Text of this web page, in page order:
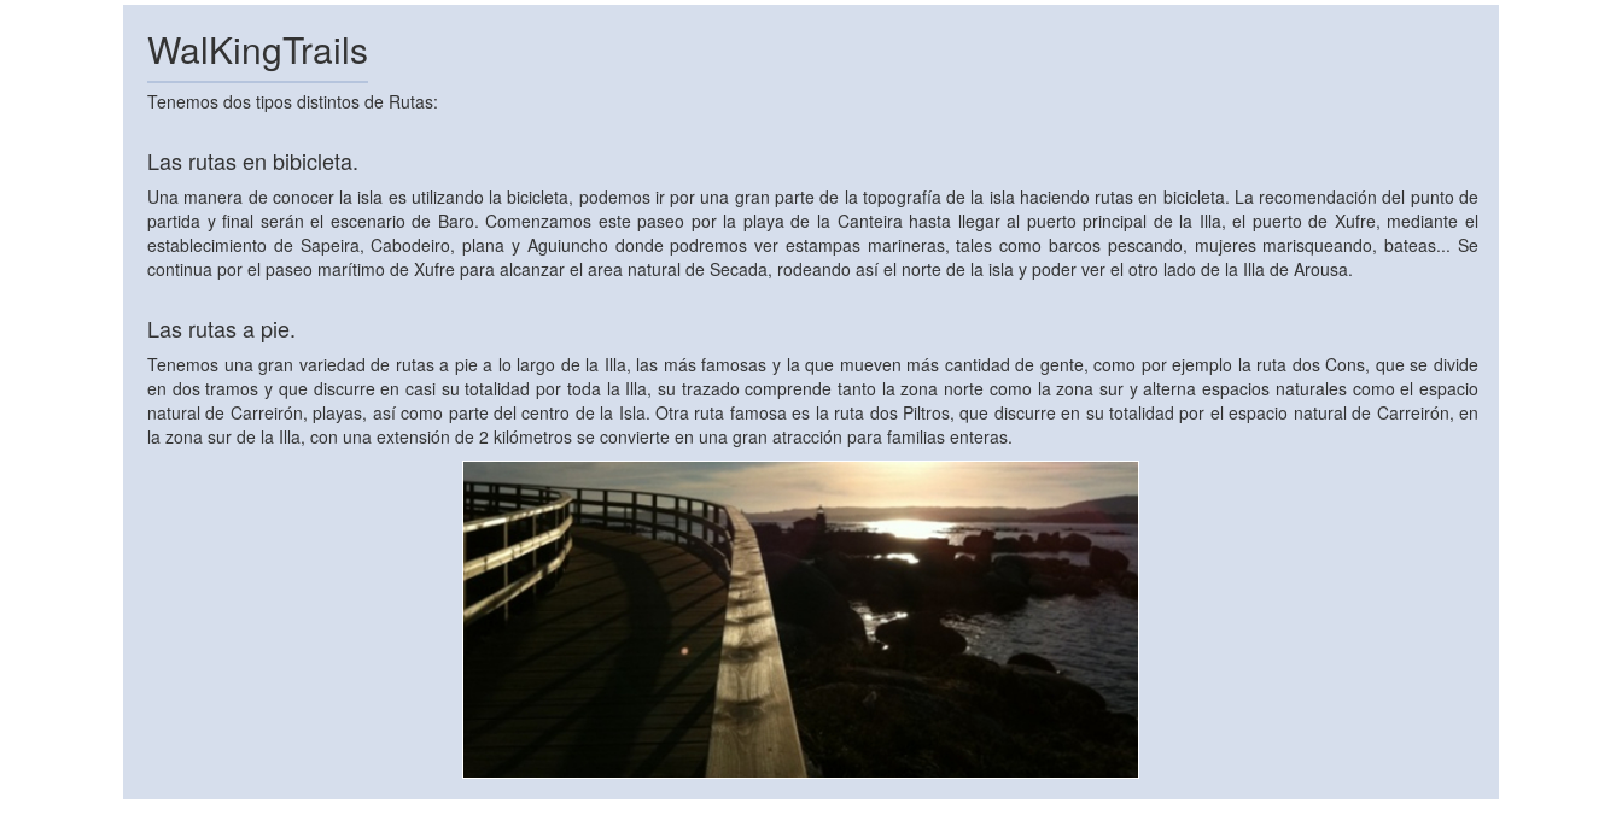
WalKingTrails
Tenemos dos tipos distintos de Rutas:
Las rutas en bibicleta.
Una manera de conocer la isla es utilizando la bicicleta, podemos ir por una gran parte de la topografía de la isla haciendo rutas en bicicleta. La recomendación del punto de
partida y final serán el escenario de Baro. Comenzamos este paseo por la playa de la Canteira hasta llegar al puerto principal de la Illa, el puerto de Xufre, mediante el
establecimiento de Sapeira, Cabodeiro, plana y Aguiuncho donde podremos ver estampas marineras, tales como barcos pescando, mujeres marisqueando, bateas... Se
continua por el paseo marítimo de Xufre para alcanzar el area natural de Secada, rodeando así el norte de la isla y poder ver el otro lado de la Illa de Arousa.
Las rutas a pie.
Tenemos una gran variedad de rutas a pie a lo largo de la Illa, las más famosas y la que mueven más cantidad de gente, como por ejemplo la ruta dos Cons, que se divide
en dos tramos y que discurre en casi su totalidad por toda la Illa, su trazado comprende tanto la zona norte como la zona sur y alterna espacios naturales como el espacio
natural de Carreirón, playas, así como parte del centro de la Isla. Otra ruta famosa es la ruta dos Piltros, que discurre en su totalidad por el espacio natural de Carreirón, en
la zona sur de la Illa, con una extensión de 2 kilómetros se convierte en una gran atracción para familias enteras.